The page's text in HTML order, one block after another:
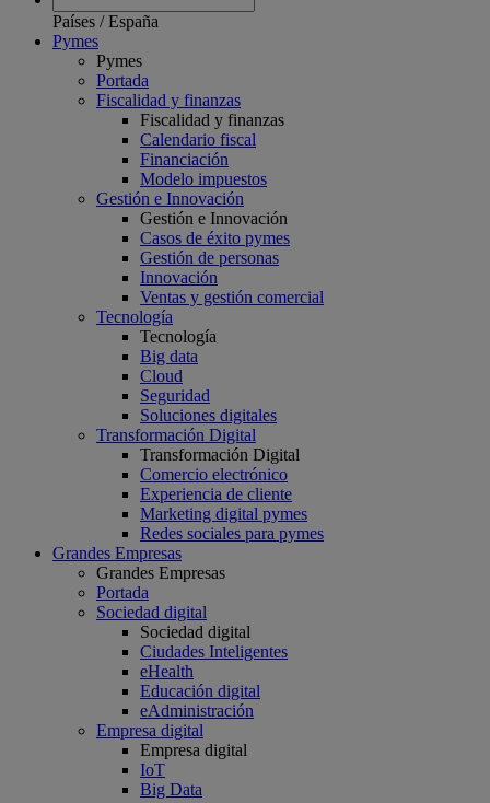
Países /España
Pymes
Pymes
Portada
Fiscalidad y finanzas
Fiscalidad y finanzas
Calendario fiscal
Financiación
Modelo impuestos
Gestión e Innovación
Gestión e Innovación
Casos de éxito pymes
Gestión de personas
Innovación
Ventas y gestión comercial
Tecnología
Tecnología
Big data
Cloud
Seguridad
Soluciones digitales
Transformación Digital
Transformación Digital
Comercio electrónico
Experiencia de cliente
Marketing digital pymes
Redes sociales para pymes
Grandes Empresas
Grandes Empresas
Portada
Sociedad digital
Sociedad digital
Ciudades Inteligentes
eHealth
Educación digital
eAdministración
Empresa digital
Empresa digital
IoT
Big Data